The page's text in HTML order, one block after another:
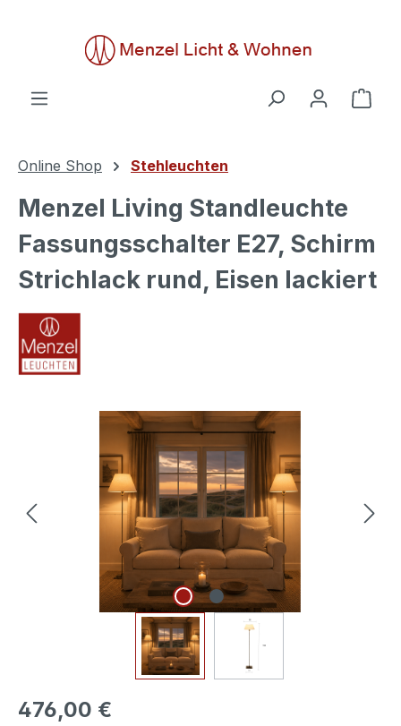
Online Shop Stehleuchten
Menzel Living Standleuchte
Fassungsschalter E27, Schirm
Strichlack rund, Eisen lackiert
Bildergalerie überspringen
476,00 €